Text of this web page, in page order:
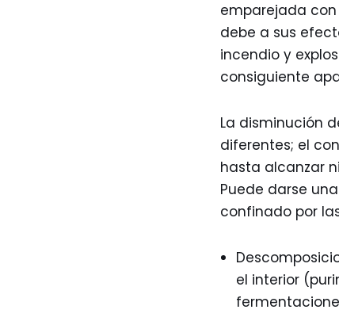
emparejada
debe a sus
incendio y
consiguiente
La disminución
diferentes; el
hasta alcanzar
Puede darse
confinado por
el interior